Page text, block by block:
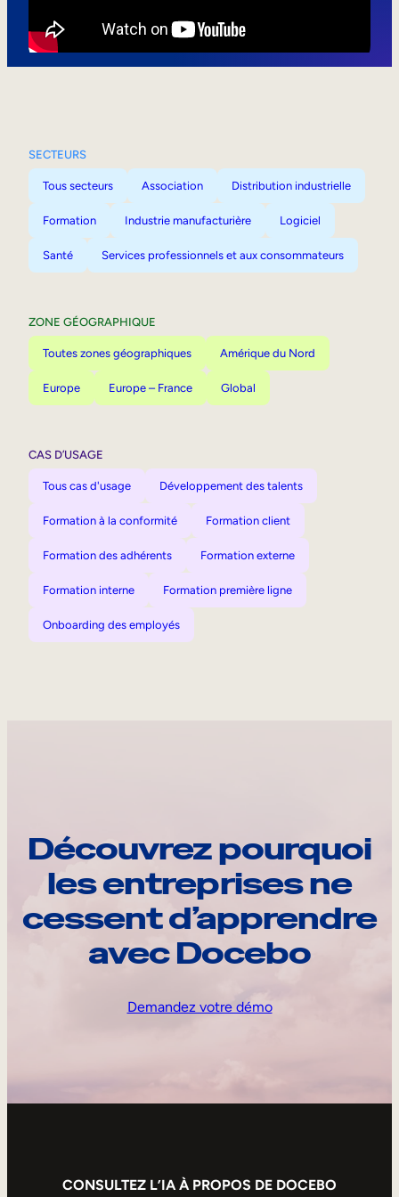
SECTEURS
Tous secteurs Association Distribution industrielle
Formation Industrie manufacturière Logiciel
Santé Services professionnels et aux consommateurs
ZONE GÉOGRAPHIQUE
Toutes zones géographiques Amérique du Nord
Europe Europe – France Global
CAS D’USAGE
Tous cas d'usage Développement des talents
Formation à la conformité Formation client
Formation des adhérents Formation externe
Formation interne Formation première ligne
Onboarding des employés
Découvrez pourquoi
les entreprises ne
cessent d’apprendre
avec Docebo
Demandez votre démo
CONSULTEZ L’IA À PROPOS DE DOCEBO